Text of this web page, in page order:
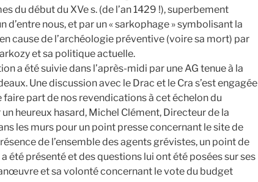
du début du XVe s. (de l’an 1429 !), superbement
d’entre nous, et par un « sarkophage » symbolisant la
cause de l’archéologie préventive (voire sa mort) par
et sa politique actuelle.
a été suivie dans l’après-midi par une AG tenue à la
Une discussion avec le Drac et le Cra s’est engagée
faire part de nos revendications à cet échelon du
heureux hasard, Michel Clément, Directeur de la
les murs pour un point presse concernant le site de
de l’ensemble des agents grévistes, un point de
été présenté et des questions lui ont été posées sur ses
et sa volonté concernant le vote du budget